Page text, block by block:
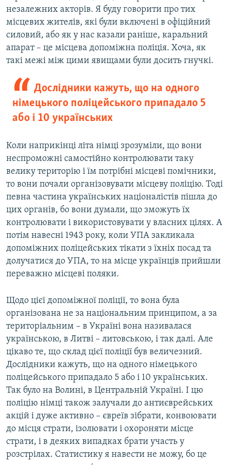
незалежних акторів. Я буду говорити про тих
місцевих жителів, які були включені в офіційний
силовий, або як у нас казали раніше, каральний
апарат – це місцева допоміжна поліція. Хоча, як
такі межі між цими явищами були досить гнучкі.
Дослідники кажуть, що на одного
німецького поліцейського припадало 5
або і 10 українських
Коли наприкінці літа німці зрозуміли, що вони
неспроможні самостійно контролювати таку
велику територію і їм потрібні місцеві помічники,
то вони почали організовувати місцеву поліцію. Тоді
певна частина українських націоналістів пішла до
цих органів, бо вони думали, що зможуть їх
контролювати і використовувати у власних цілях. А
потім навесні 1943 року, коли УПА закликала
допоміжних поліцейських тікати з їхніх посад та
долучатися до УПА, то на місце українців прийшли
переважно місцеві поляки.
Щодо цієї допоміжної поліції, то вона була
організована не за національним принципом, а за
територіальним – в Україні вона називалася
українською, в Литві – литовською, і так далі. Але
цікаво те, що склад цієї поліції був величезний.
Дослідники кажуть, що на одного німецького
поліцейського припадало 5 або і 10 українських.
Так було на Волині, в Центральній Україні. І цю
поліцію німці також залучали до антиєврейських
акцій і дуже активно – євреїв зібрати, конвоювати
до місця страти, ізолювати і охороняти місце
страти, і в деяких випадках брати участь у
розстрілах. Статистику я навести не можу, бо це